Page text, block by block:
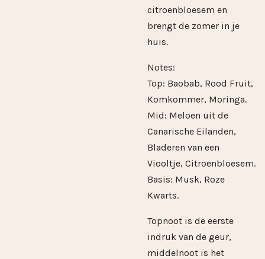
citroenbloesem en
brengt de zomer in je
huis.
Notes:
Top: Baobab, Rood Fruit,
Komkommer, Moringa.
Mid: Meloen uit de
Canarische Eilanden,
Bladeren van een
Viooltje, Citroenbloesem.
Basis: Musk, Roze
Kwarts.
Topnoot is de eerste
indruk van de geur,
middelnoot is het